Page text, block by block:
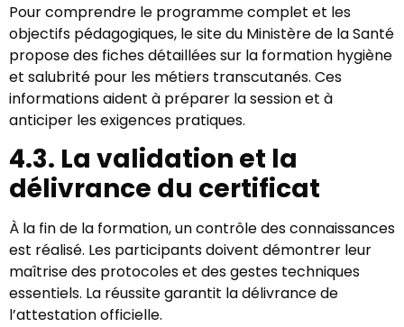
Pour comprendre le programme complet et les
objectifs pédagogiques, le site du Ministère de la Santé
propose des fiches détaillées sur la formation hygiène
et salubrité pour les métiers transcutanés. Ces
informations aident à préparer la session et à
anticiper les exigences pratiques.
4.3. La validation et la
délivrance du certificat
À la fin de la formation, un contrôle des connaissances
est réalisé. Les participants doivent démontrer leur
maîtrise des protocoles et des gestes techniques
essentiels. La réussite garantit la délivrance de
l’attestation officielle.